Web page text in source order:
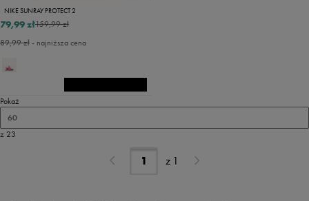
NIKE SUNRAY PROTECT 2
159,99 zł
79,99 zł
89,99 zł- najniższa cena
Pokaż
60
z 23
z 1